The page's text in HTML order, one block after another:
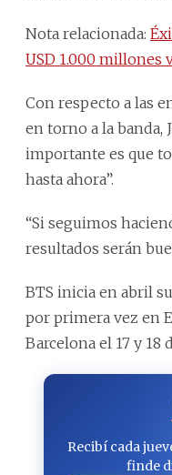
Nota relacionada:
USD 1.000 millones
Con respecto a las
en torno a la banda,
importante es que
hasta ahora”.
“Si seguimos
resultados serán
BTS inicia en abril
por primera vez en
Barcelona el 17 y 18
Recibí cada
finde